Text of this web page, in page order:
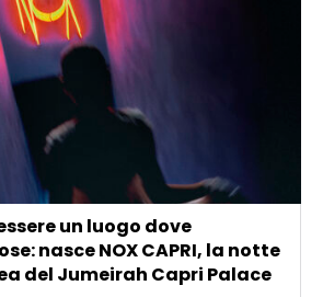
un luogo dove
nasce NOX CAPRI, la notte
del Jumeirah Capri Palace